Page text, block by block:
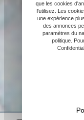
que les cookies
l'utilisez. Les
une expérience
des annonces
paramètres du
politique.